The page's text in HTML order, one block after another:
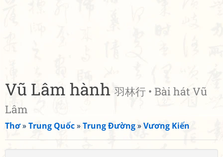
Vũ Lâm hành 羽林行 • Bài hát Vũ
Lâm
Thơ»Trung Quốc»Trung Đường»Vương Kiến